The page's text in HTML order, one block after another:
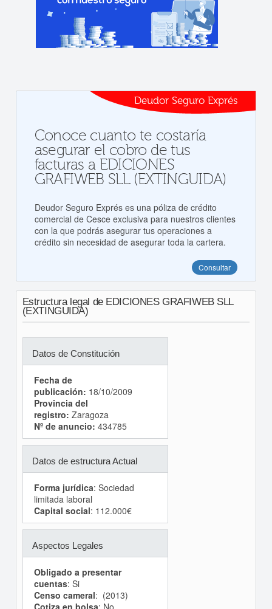
Deudor Seguro Exprés
Conoce cuanto te costaría
asegurar el cobro de tus
facturas a EDICIONES
GRAFIWEB SLL (EXTINGUIDA)
Deudor Seguro Exprés es una póliza de crédito
comercial de Cesce exclusiva para nuestros clientes
con la que podrás asegurar tus operaciones a
crédito sin necesidad de asegurar toda la cartera.
Consultar
Estructura legal de EDICIONES GRAFIWEB SLL
(EXTINGUIDA)
Datos de Constitución
Fecha de
publicación: 18/10/2009
Provincia del
registro: Zaragoza
Nº de anuncio: 434785
Datos de estructura Actual
Forma jurídica: Sociedad
limitada laboral
Capital social: 112.000€
Aspectos Legales
Obligado a presentar
cuentas: Si
Censo cameral: (2013)
Cotiza en bolsa: No